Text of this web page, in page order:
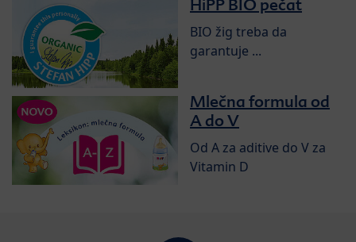
HiPP BIO pečat
BIO žig treba da
garantuje ...
Mlečna formula od
A do V
Od A za aditive do V za
Vitamin D